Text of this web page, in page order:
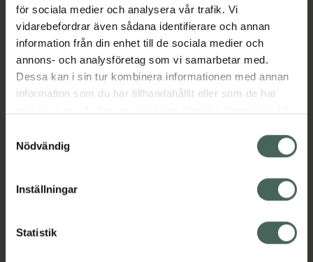
för sociala medier och analysera vår trafik. Vi
vidarebefordrar även sådana identifierare och annan
information från din enhet till de sociala medier och
annons- och analysföretag som vi samarbetar med.
Dessa kan i sin tur kombinera informationen med annan
information som du har tillhandahållit eller som de har
återkalla ditt samtycke via webbplatsens
cookieinställningar. Ett återkallat samtycke påverkar inte
lagligheten av behandling som skett innan återkallelsen.
Nödvändig
Inställningar
Statistik
2% LineFill™ har en omedelbar, temporär
effekt på linjer och rynkor runt munnen; dessa
slätas ut och huden får ett fylligare och
slätare utseende. Ett innovativt
peptidkomplex, 1% Maxi-Lip™, hjälper till att
öka läpparnas volym vid regelbunden
användning. 3% utfyllande sfärer av
kokos-, och squalaneoljor gör att läpparna
Jämförpris
Kategorier: